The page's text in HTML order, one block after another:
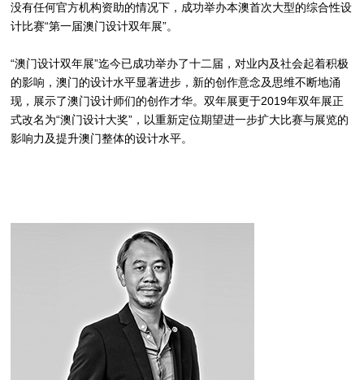
没有任何官方机构资助的情况下，成功举办本澳首次大型的综合性设
计比赛“第一届澳门设计双年展”。
“澳门设计双年展”迄今已成功举办了十二届，对业内及社会起着积极
的影响，澳门的设计水平显著进步，新的创作意念及思维不断地涌
现，展示了澳门设计师们的创作才华。双年展更于2019年双年展正
式改名为“澳门设计大奖”，以重新定位期望进一步扩大比赛与展览的
影响力及提升澳门整体的设计水平。